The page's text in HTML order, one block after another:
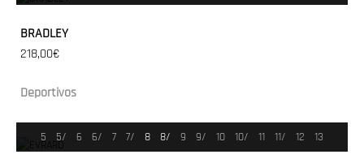
BRADLEY
218,00€
Deportivos
5 5/ 6 6/ 7 7/ 8 8/ 9 9/ 10 10/ 11 11/ 12 13